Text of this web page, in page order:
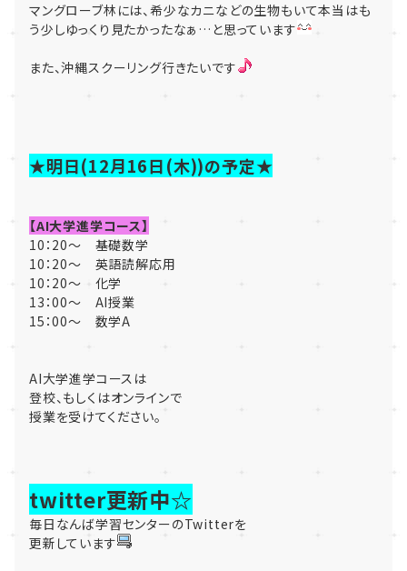
マングローブ林には、希少なカニなどの生物もいて本当はも
う少しゆっくり見たかったなぁ…と思っています
また、沖縄スクーリング行きたいです
★明日(12月16日(木))の予定★
【AI大学進学コース】
10：20～ 基礎数学
10：20～ 英語読解応用
10：20～ 化学
13：00～ AI授業
15：00～ 数学A
AI大学進学コースは
登校、もしくはオンラインで
授業を受けてください。
twitter更新中☆
毎日なんば学習センターのTwitterを
更新しています